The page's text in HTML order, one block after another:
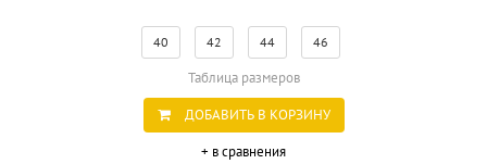
40 42 44 46
Таблица размеров
ДОБАВИТЬ В КОРЗИНУ
+ в сравнения